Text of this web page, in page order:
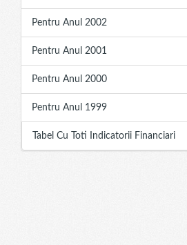
Pentru Anul 2002
Pentru Anul 2001
Pentru Anul 2000
Pentru Anul 1999
Tabel Cu Toti Indicatorii Financiari